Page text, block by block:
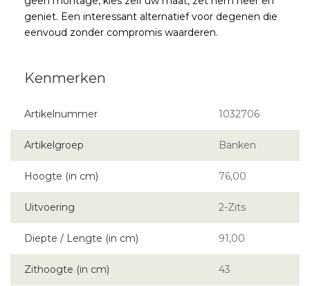
geniet. Een interessant alternatief voor degenen die
eenvoud zonder compromis waarderen.
Artikelnummer 1032706
Artikelgroep Banken
Hoogte (in cm) 76,00
Uitvoering 2-Zits
Diepte / Lengte (in cm) 91,00
Zithoogte (in cm) 43